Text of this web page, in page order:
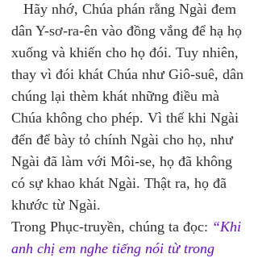
Hãy nhớ, Chúa phán rằng Ngài đem
dân Y-sơ-ra-ên vào đồng vắng để hạ họ
xuống và khiến cho họ đói. Tuy nhiên,
thay vì đói khát Chúa như Giô-suê, dân
chúng lại thèm khát những điều mà
Chúa không cho phép. Vì thế khi Ngài
đến để bày tỏ chính Ngài cho họ, như
Ngài đã làm với Môi-se, họ đã không
có sự khao khát Ngài. Thật ra, họ đã
khước từ Ngài.
Trong Phục-truyền, chúng ta đọc: “Khi
anh chị em nghe tiếng nói từ trong